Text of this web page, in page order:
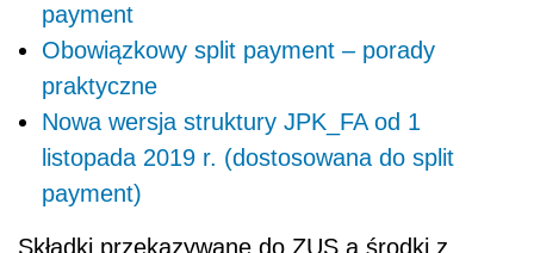
payment
Obowiązkowy split payment – porady
praktyczne
Nowa wersja struktury JPK_FA od 1
listopada 2019 r. (dostosowana do split
payment)
Składki przekazywane do ZUS a środki z